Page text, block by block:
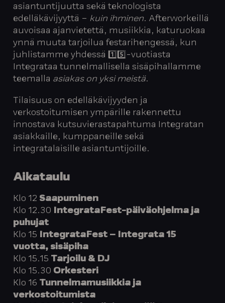
asiantuntijuutta sekä teknologista
edelläkävijyyttä – kuin ihminen. Afterworkeillä
auvoisaa ajanvietettä, musiikkia, katuruokaa
ynnä muuta tarjoilua festarihengessä, kun
juhlistamme yhdessä 1️⃣5️⃣-vuotiasta
Integrataa tunnelmallisella sisäpihallamme
teemalla asiakas on yksi meistä.
Tilaisuus on edelläkävijyyden ja
verkostoitumisen ympärille rakennettu
innostava kutsuvierastapahtuma Integratan
asiakkaille, kumppaneille sekä
integratalaisille asiantuntijoille.
Aikataulu
Klo 12 Saapuminen
Klo 12.30 IntegrataFest-päiväohjelma ja
puhujat
Klo 15 IntegrataFest – Integrata 15
vuotta, sisäpiha
Klo 15.15
Tarjoilu & DJ
Klo 15.30 Orkesteri
Klo 16
Tunnelmamusiikkia ja
verkostoitumista